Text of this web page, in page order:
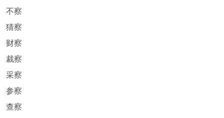
不察
猜察
财察
裁察
采察
参察
查察